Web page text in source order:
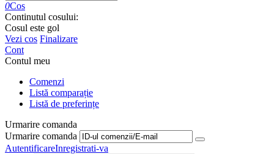
0Cos
Continutul cosului:
Cosul este gol
Vezi cos Finalizare
Cont
Contul meu
Comenzi
Listă comparație
Listă de preferințe
Urmarire comanda
Urmarire comanda
AutentificareInregistrati-va